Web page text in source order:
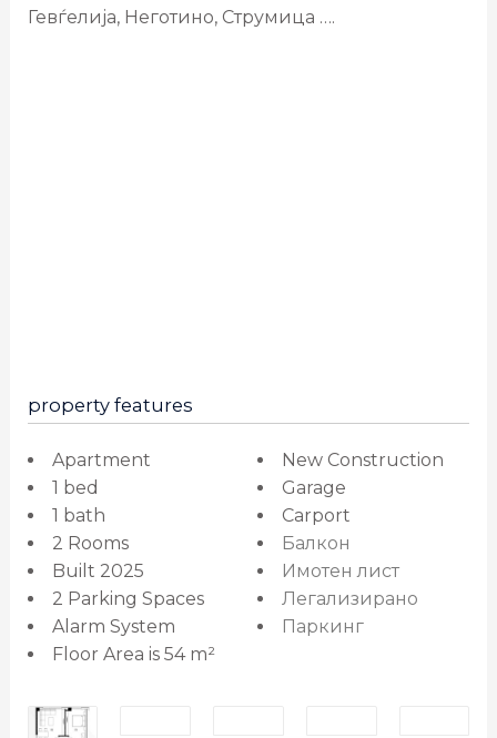
Гевѓелија, Неготино, Струмица ….
property features
Apartment
1 bed
1 bath
2 Rooms
Built 2025
2 Parking Spaces
Alarm System
Floor Area is 54 m²
New Construction
Garage
Carport
Балкон
Имотен лист
Легализирано
Паркинг